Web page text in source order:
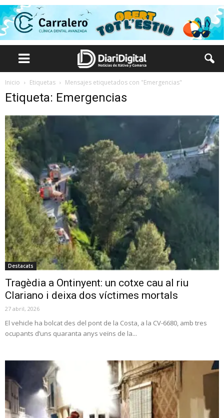
Inicio Etiquetas Mensajes etiquetados con "Emergencias"
Etiqueta: Emergencias
Destacats
Tragèdia a Ontinyent: un cotxe cau al riu
Clariano i deixa dos víctimes mortals
27 abril, 2026
El vehicle ha bolcat des del pont de la Costa, a la CV-6680, amb tres
ocupants d’uns quaranta anys veïns de la...